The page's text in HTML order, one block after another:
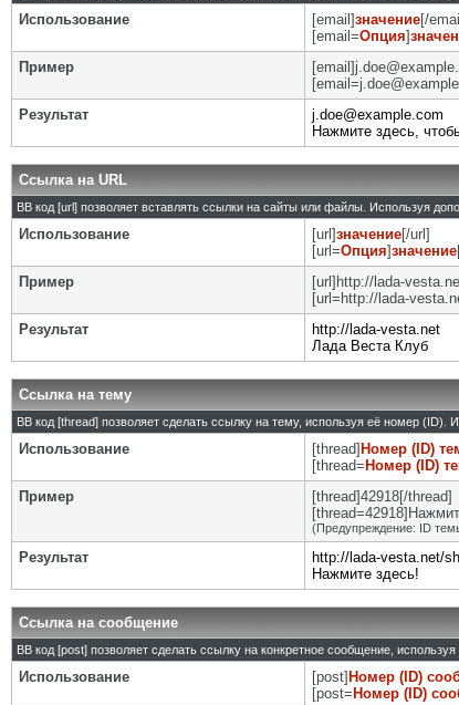
Использование [email]значение[/
[email=Опция]
Пример
Результат
j.doe@example.com
Нажмите здесь,
Ссылка на URL
BB код [url] позволяет вставлять ссылки на сайты или файлы. Используя
Использование [url]значение[/url]
[url=Опция]значение
Пример
[url]http://lada-
[url=http://lada-
Результат
http://lada-vesta.net
Лада Веста Клуб
Ссылка на тему
BB код [thread] позволяет сделать ссылку на тему, используя её номер
Использование [thread] Номер (ID)
[thread= Номер (ID)
Пример
[thread]42918[/thread]
(Предупреждение: ID
Результат
http://lada-vesta.net/
Нажмите здесь!
Ссылка на сообщение
BB код [post] позволяет сделать ссылку на конкретное сообщение,
Использование [post] Номер (ID)
[post= Номер (ID)